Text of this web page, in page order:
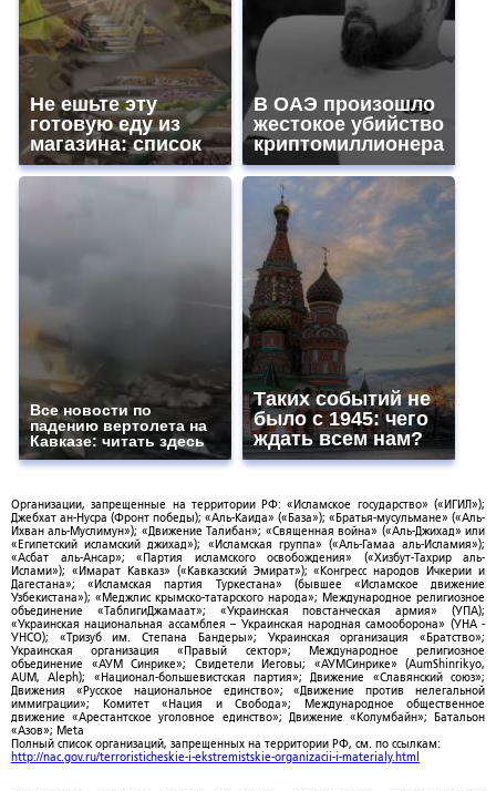
Не ешьте эту
готовую еду из
магазина: список
В ОАЭ произошло
жестокое убийство
криптомиллионера
Все новости по
падению вертолета на
Кавказе: читать здесь
Таких событий не
было с 1945: чего
ждать всем нам?
Организации, запрещенные на территории РФ: «Исламское государство» («ИГИЛ»);
Джебхат ан-Нусра (Фронт победы); «Аль-Каида» («База»); «Братья-мусульмане» («Аль-
Ихван аль-Муслимун»); «Движение Талибан»; «Священная война» («Аль-Джихад» или
«Египетский исламский джихад»); «Исламская группа» («Аль-Гамаа аль-Исламия»);
«Асбат аль-Ансар»; «Партия исламского освобождения» («Хизбут-Тахрир аль-
Ислами»); «Имарат Кавказ» («Кавказский Эмират»); «Конгресс народов Ичкерии и
Дагестана»; «Исламская партия Туркестана» (бывшее «Исламское движение
Узбекистана»); «Меджлис крымско-татарского народа»; Международное религиозное
объединение «ТаблигиДжамаат»; «Украинская повстанческая армия» (УПА);
«Украинская национальная ассамблея – Украинская народная самооборона» (УНА -
УНСО); «Тризуб им. Степана Бандеры»; Украинская организация «Братство»;
Украинская организация «Правый сектор»; Международное религиозное
объединение «АУМ Синрике»; Свидетели Иеговы; «АУМСинрике» (AumShinrikyo,
AUM, Aleph); «Национал-большевистская партия»; Движение «Славянский союз»;
Движения «Русское национальное единство»; «Движение против нелегальной
иммиграции»; Комитет «Нация и Свобода»; Международное общественное
движение «Арестантское уголовное единство»; Движение «Колумбайн»; Батальон
«Азов»; Meta
Полный список организаций, запрещенных на территории РФ, см. по ссылкам:
http://nac.gov.ru/terroristicheskie-i-ekstremistskie-organizacii-i-materialy.html